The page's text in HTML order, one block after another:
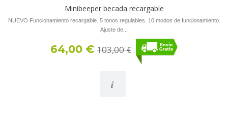
Minibeeper becada recargable
NUEVO Funcionamiento recargable. 5 tonos regulables. 10 modos de funcionamiento.
Ajuste de...
64,00 € 103,00 €
i